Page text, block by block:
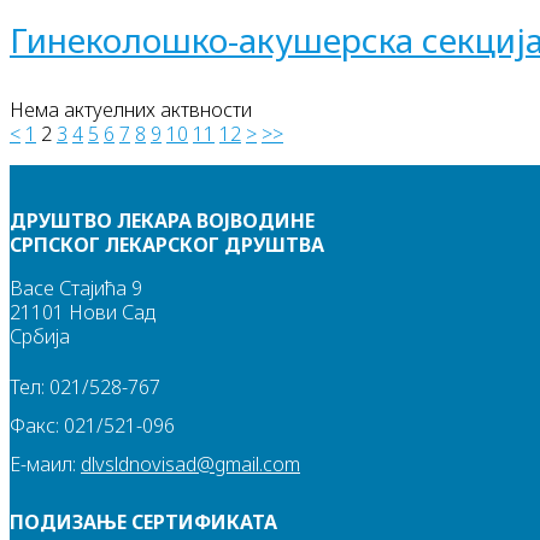
Гинеколошко-акушерска
Нема актуелних актвности
< 1 2 3 4 5 6 7 8 9 10 11 12 > >>
ДРУШТВО ЛЕКАРА ВОЈВОДИНЕ
СРПСКОГ ЛЕКАРСКОГ ДРУШТВА
Васе Стајића 9
21101 Нови Сад
Србија
Тел: 021/528-767
Факс: 021/521-096
Е-маил: dlvsldnovisad@gmail.com
ПОДИЗАЊЕ СЕРТИФИКАТА